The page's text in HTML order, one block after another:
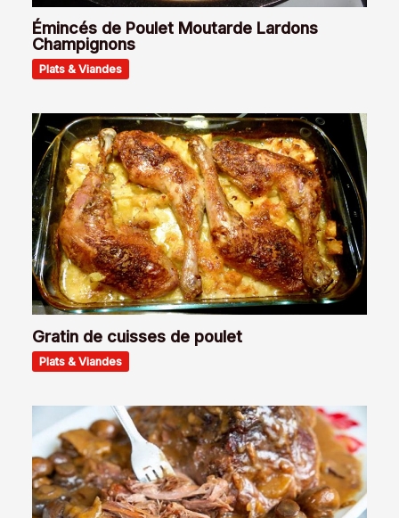
Émincés de Poulet Moutarde Lardons
Champignons
Plats & Viandes
Gratin de cuisses de poulet
Plats & Viandes